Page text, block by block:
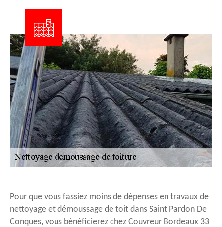
Pour que vous fassiez moins de dépenses en travaux de
nettoyage et démoussage de toit dans Saint Pardon De
Conques, vous bénéficierez chez Couvreur Bordeaux 33